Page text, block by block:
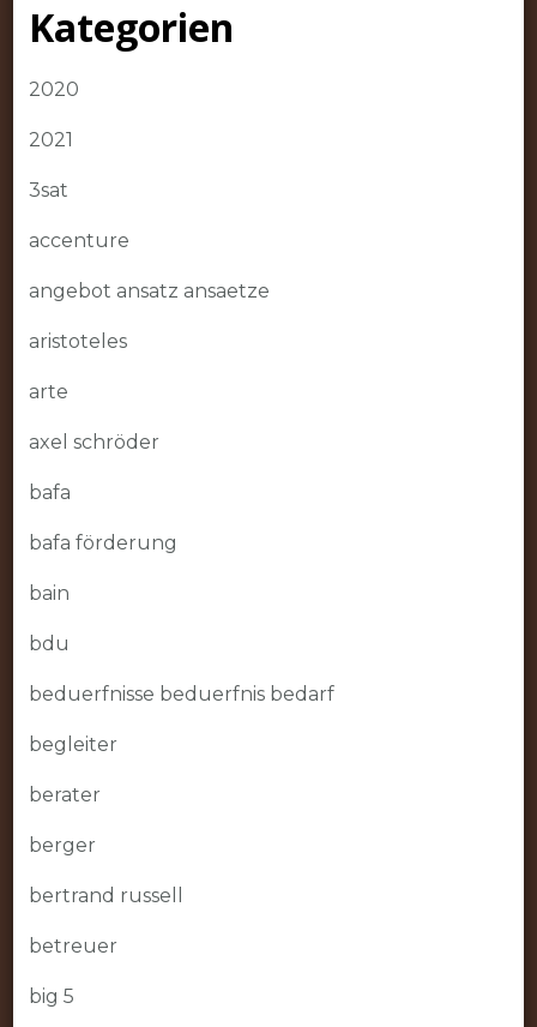
Kategorien
2020
2021
3sat
accenture
angebot ansatz ansaetze
aristoteles
arte
axel schröder
bafa
bafa förderung
bain
bdu
beduerfnisse beduerfnis bedarf
begleiter
berater
berger
bertrand russell
betreuer
big 5